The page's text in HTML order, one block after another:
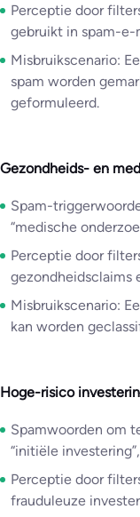
Perceptie door
gebruikt in spam-e-
Misbruikscenario:
spam worden
geformuleerd.
Gezondheids- en
Spam-
“medische
Perceptie door
gezondheidsclaims
Misbruikscenario:
kan worden
Hoge-risico
Spamwoorden om
“initiële
Perceptie door
frauduleuze